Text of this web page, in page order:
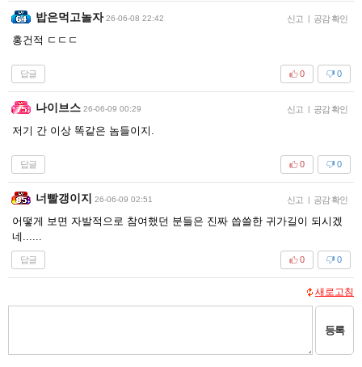
밥은먹고놀자 26-06-08 22:42 신고 | 공감 확인
홍건적 ㄷㄷㄷ
답글 0
0
나이브스 26-06-09 00:29 신고 | 공감 확인
저기 간 이상 똑같은 놈들이지.
답글 0
0
너빨갱이지 26-06-09 02:51 신고 | 공감 확인
어떻게 보면 자발적으로 참여했던 분들은 진짜 씁쓸한 귀가길이 되시겠
네......
답글 0
0
새로고침
등록